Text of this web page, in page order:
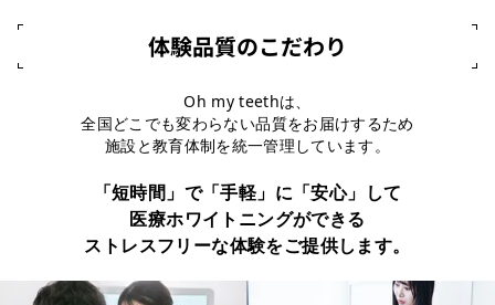
体験品質のこだわり
Oh my teethは、
全国どこでも変わらない品質をお届けするため
施設と教育体制を統一管理しています。
「短時間」で「手軽」に「安心」して
医療ホワイトニングができる
ストレスフリーな体験をご提供します。